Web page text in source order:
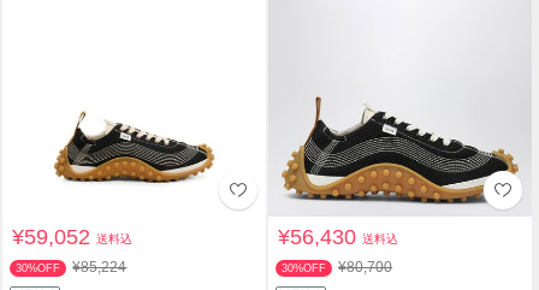
¥59,052送料込
30%OFF ¥85,224
¥56,430送料込
30%OFF ¥80,700